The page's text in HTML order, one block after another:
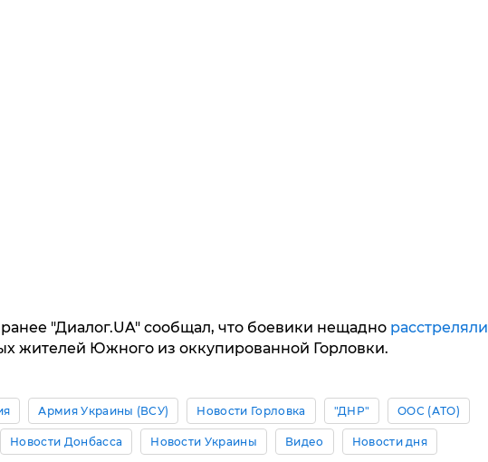
"Диалог.UA" сообщал, что боевики нещадно расстреляли
жителей Южного из оккупированной Горловки.
Армия Украины (ВСУ) Новости Горловка "ДНР" ООС (АТО)
Новости Донбасса Новости Украины Видео Новости дня